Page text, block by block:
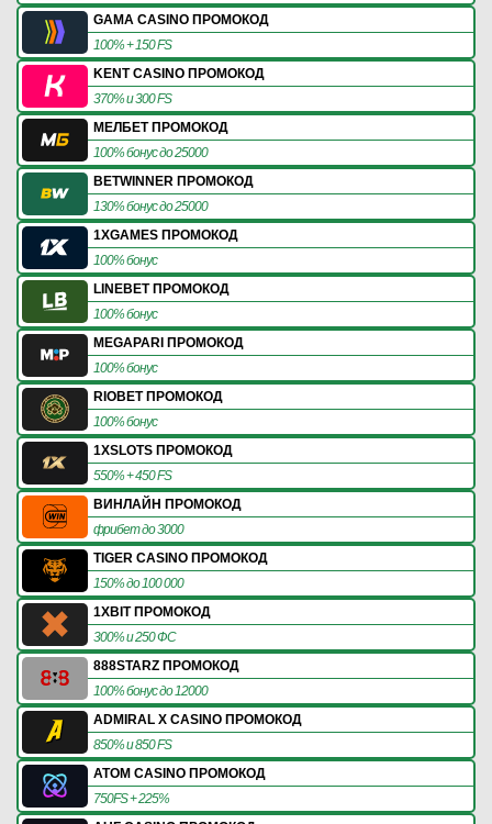
GAMA CASINO ПРОМОКОД
100% + 150 FS
KENT CASINO ПРОМОКОД
370% и 300 FS
МЕЛБЕТ ПРОМОКОД
100% бонус до 25000
BETWINNER ПРОМОКОД
130% бонус до 25000
1XGAMES ПРОМОКОД
100% бонус
LINEBET ПРОМОКОД
100% бонус
MEGAPARI ПРОМОКОД
100% бонус
RIOBET ПРОМОКОД
100% бонус
1XSLOTS ПРОМОКОД
550% + 450 FS
ВИНЛАЙН ПРОМОКОД
фрибет до 3000
TIGER CASINO ПРОМОКОД
150% до 100 000
1XBIT ПРОМОКОД
300% и 250 ФС
888STARZ ПРОМОКОД
100% бонус до 12000
ADMIRAL X CASINO ПРОМОКОД
850% и 850 FS
ATOM CASINO ПРОМОКОД
750FS + 225%